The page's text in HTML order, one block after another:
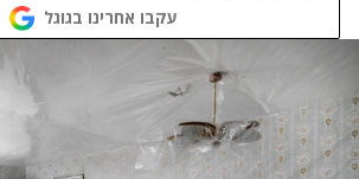
עקבו אחרינו בגוגל